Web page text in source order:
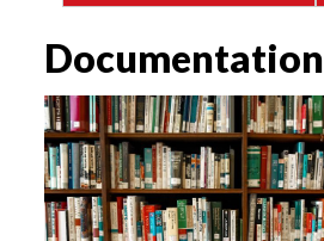
Documentation